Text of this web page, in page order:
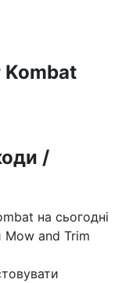
Kombat
/
and Trim